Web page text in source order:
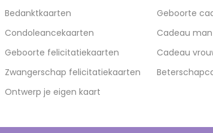
Bedanktkaarten
Condoleancekaarten
Geboorte felicitatiekaarten
Zwangerschap felicitatiekaarten
Ontwerp je eigen kaart
Geboorte
Cadeau man
Cadeau